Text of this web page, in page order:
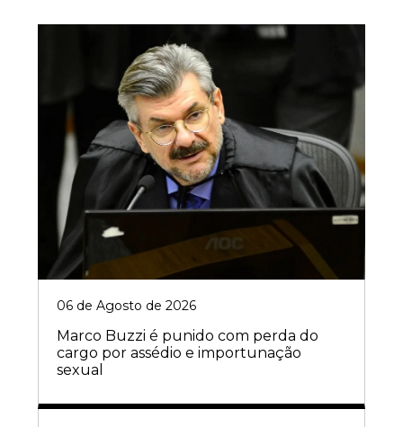
06 de Agosto de 2026
Marco Buzzi é punido com perda do
cargo por assédio e importunação
sexual